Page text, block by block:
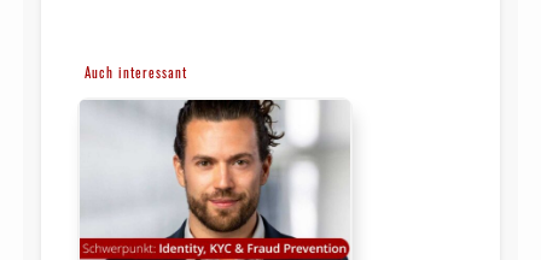
Auch interessant